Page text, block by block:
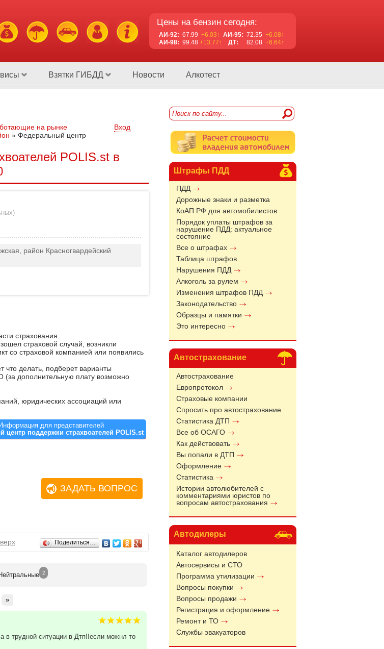
Цены на бензин сегодня:
АИ-92: 67.99 +6.03↑ АИ-95: 72.35 +6.08↑
АИ-98: 99.48 +13.77↑ ДТ: 82.08 +6.64↑
Взятки ГИБДД Новости Алкотест
Штрафы ПДД
ПДД
Дорожные знаки и разметка
КоАП РФ для автомобилистов
Порядок уплаты штрафов за
нарушение ПДД: актуальное
состояние
Все о штрафах
Таблица штрафов
Нарушения ПДД
Алкоголь за рулем
Изменения штрафов ПДД
Законодательство
Образцы и памятки
Это интересно
Автострахование
Автострахование
Европротокол
Страховые компании
Спросить про автострахование
Статистика ДТП
Все об ОСАГО
Как действовать
Вы попали в ДТП
Оформление
Статистика
Истории автолюбителей с
комментариями юристов по
вопросам автострахования
Автодилеры
Каталог автодилеров
Автосервисы и СТО
Программа утилизации
Вопросы покупки
Вопросы продажи
Регистрация и оформление
Ремонт и ТО
Службы эвакуаторов
на рынке
» Федеральный центр
Вход
POLIS.st в
)
район Красногвардейский
страхования.
страховой случай, возникли
со страховой компанией или появились
что делать, подберет варианты
дополнительную плату возможно
юридических ассоциаций или
Информация для представителей
центр поддержки страхвоателей POLIS.st
ЗАДАТЬ ВОПРОС
Поделиться…
альные 2
»
в трудной ситуации в Дтп!!если можнл то